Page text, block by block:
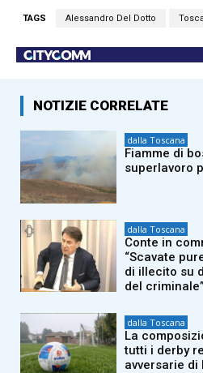
TAGS Alessandro Del Dotto
NOTIZIE CORRELATE
dalla Toscana
Fiamme di
superlavoro
dalla Toscana
Conte in
“Scavate
di illecito su
del criminale”
dalla Toscana
La
tutti i derby
avversarie di